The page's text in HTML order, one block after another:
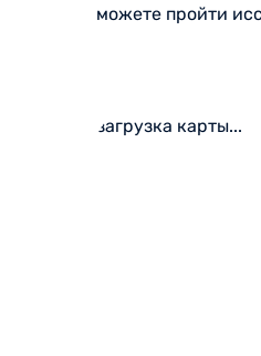
можете пройти
загрузка карты...